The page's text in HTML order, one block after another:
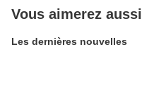
Vous aimerez aussi
Les dernières nouvelles